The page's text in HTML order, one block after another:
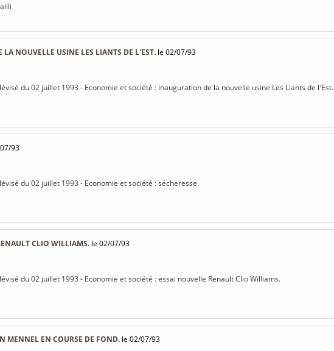
NOUVELLE USINE LES LIANTS DE L'EST. le 02/07/93
du 02 juillet 1993 - Economie et société : inauguration de la nouvelle usine Les Liants de l'Est.
93
du 02 juillet 1993 - Economie et société : sécheresse.
CLIO WILLIAMS. le 02/07/93
du 02 juillet 1993 - Economie et société : essai nouvelle Renault Clio Williams.
MENNEL EN COURSE DE FOND. le 02/07/93